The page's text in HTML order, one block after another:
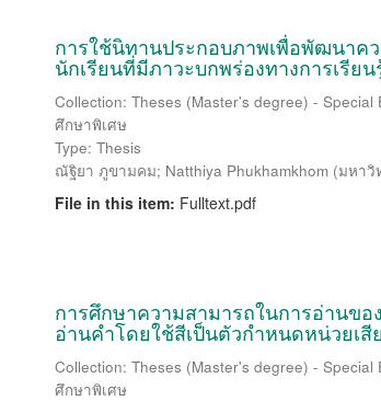
การใช้นิทานประกอบภาพเพื่อพัฒนาค
นักเรียนที่มีภาวะบกพร่องทางการเรียน
Collection: Theses (Master's degree) -
ศึกษาพิเศษ
Type: Thesis
ณัฐิยา ภูขามคม; Natthiya Phukhamkhom (มหาวิ
File in this item: Fulltext.pdf
การศึกษาความสามารถในการอ่านข
อ่านคำโดยใช้สีเป็นตัวกำหนดหน่วยเ
Collection: Theses (Master's degree) -
ศึกษาพิเศษ